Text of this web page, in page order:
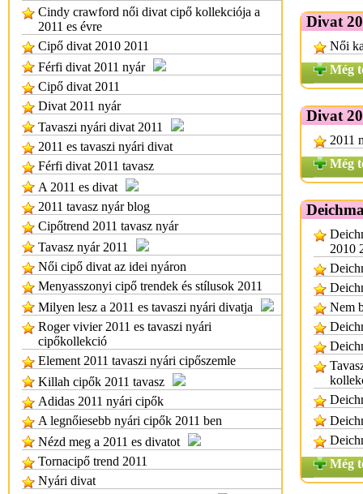
Cindy crawford női divat cipő kollekciója a
2011 es évre
Cipő divat 2010 2011
Férfi divat 2011 nyár
Cipő divat 2011
Divat 2011 nyár
Tavaszi nyári divat 2011
2011 es tavaszi nyári divat
Férfi divat 2011 tavasz
A 2011 es divat
2011 tavasz nyár blog
Cipőtrend 2011 tavasz nyár
Tavasz nyár 2011
Női cipő divat az idei nyáron
Menyasszonyi cipő trendek és stílusok 2011
Milyen lesz a 2011 es tavaszi nyári divatja
Roger vivier 2011 es tavaszi nyári
cipőkollekció
Element 2011 tavaszi nyári cipőszemle
Killah cipők 2011 tavasz
Adidas 2011 nyári cipők
A legnőiesebb nyári cipők 2011 ben
Nézd meg a 2011 es divatot
Tornacipő trend 2011
Nyári divat
Divat
Női
Még
Divat
2011
Még
2010
Nem
Még